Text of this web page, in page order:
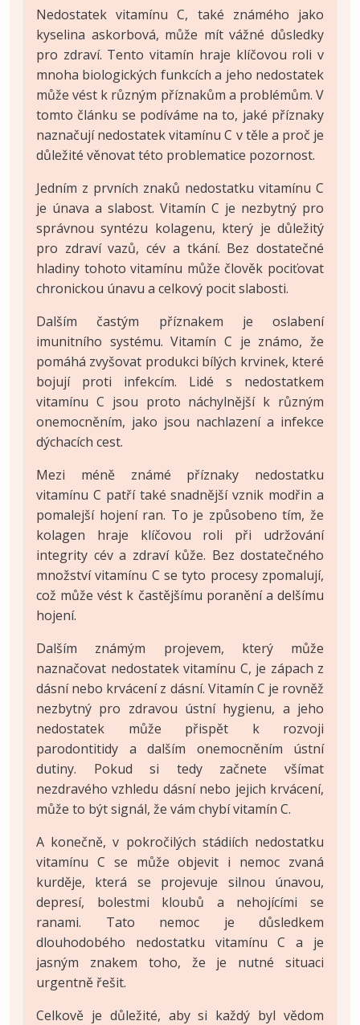
Nedostatek vitamínu C, také známého jako
kyselina askorbová, může mít vážné důsledky
pro zdraví. Tento vitamín hraje klíčovou roli v
mnoha biologických funkcích a jeho nedostatek
může vést k různým příznakům a problémům. V
tomto článku se podíváme na to, jaké příznaky
naznačují nedostatek vitamínu C v těle a proč je
důležité věnovat této problematice pozornost.
Jedním z prvních znaků nedostatku vitamínu C
je únava a slabost. Vitamín C je nezbytný pro
správnou syntézu kolagenu, který je důležitý
pro zdraví vazů, cév a tkání. Bez dostatečné
hladiny tohoto vitamínu může člověk pociťovat
chronickou únavu a celkový pocit slabosti.
Dalším častým příznakem je oslabení
imunitního systému. Vitamín C je známo, že
pomáhá zvyšovat produkci bílých krvinek, které
bojují proti infekcím. Lidé s nedostatkem
vitamínu C jsou proto náchylnější k různým
onemocněním, jako jsou nachlazení a infekce
dýchacích cest.
Mezi méně známé příznaky nedostatku
vitamínu C patří také snadnější vznik modřin a
pomalejší hojení ran. To je způsobeno tím, že
kolagen hraje klíčovou roli při udržování
integrity cév a zdraví kůže. Bez dostatečného
množství vitamínu C se tyto procesy zpomalují,
což může vést k častějšímu poranění a delšímu
hojení.
Dalším známým projevem, který může
naznačovat nedostatek vitamínu C, je zápach z
dásní nebo krvácení z dásní. Vitamín C je rovněž
nezbytný pro zdravou ústní hygienu, a jeho
nedostatek může přispět k rozvoji
parodontitidy a dalším onemocněním ústní
dutiny. Pokud si tedy začnete všímat
nezdravého vzhledu dásní nebo jejich krvácení,
může to být signál, že vám chybí vitamín C.
A konečně, v pokročilých stádiích nedostatku
vitamínu C se může objevit i nemoc zvaná
kurděje, která se projevuje silnou únavou,
depresí, bolestmi kloubů a nehojícími se
ranami. Tato nemoc je důsledkem
dlouhodobého nedostatku vitamínu C a je
jasným znakem toho, že je nutné situaci
urgentně řešit.
Celkově je důležité, aby si každý byl vědom